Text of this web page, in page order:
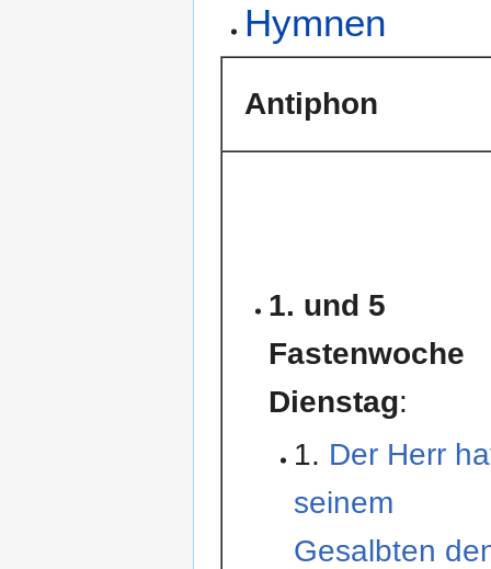
Hymnen
Antiphon
1. und 5
Fastenwoche
Dienstag:
1. Der Herr
seinem
Gesalbten